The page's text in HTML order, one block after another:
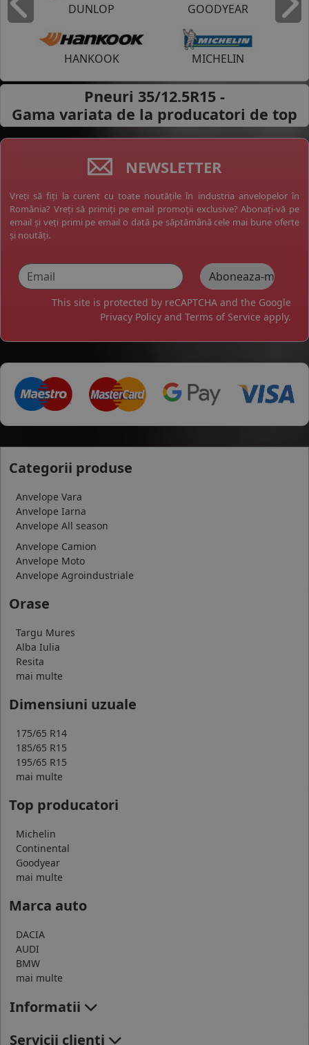
DUNLOP GOODYEAR
HANKOOK MICHELIN
Inapoi
Pneuri 35/12.5R15 -
Gama variata de la producatori de top
NEWSLETTER
Vreți să fiți la curent cu toate noutățile în industria anvelopelor în
România? Vreți să primiți pe email promoții exclusive? Abonați-vă pe
email și veți primi pe email o dată pe săptămână cele mai bune oferte
și noutăți.
This site is protected by reCAPTCHA and the Google
Privacy Policy and Terms of Service apply.
Categorii produse
Anvelope Vara
Anvelope Iarna
Anvelope All season
Anvelope Camion
Anvelope Moto
Anvelope Agroindustriale
Orase
Targu Mures
Alba Iulia
Resita
mai multe
Dimensiuni uzuale
175/65 R14
185/65 R15
195/65 R15
mai multe
Top producatori
Michelin
Continental
Goodyear
mai multe
Marca auto
DACIA
AUDI
BMW
mai multe
Informatii
Servicii clienti